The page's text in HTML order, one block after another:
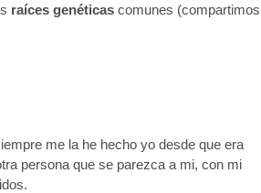
raíces genéticas comunes (compartimos
me la he hecho yo desde que era
persona que se parezca a mi, con mi